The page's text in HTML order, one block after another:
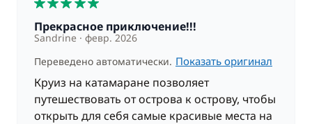
Прекрасное приключение!!!
Sandrine
февр. 2026
Переведено автоматически. Показать оригинал
Круиз на катамаране позволяет
путешествовать от острова к острову, чтобы
открыть для себя самые красивые места на